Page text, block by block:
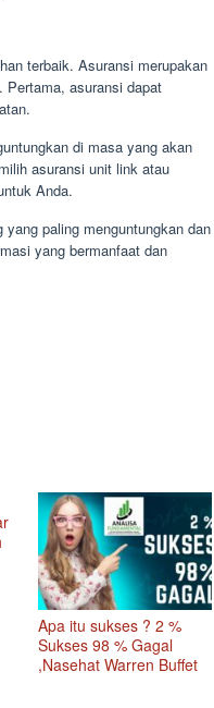
terbaik. Asuransi merupakan
Pertama, asuransi dapat
di masa yang akan
asuransi unit link atau
Anda.
paling menguntungkan dan
yang bermanfaat dan
Apa itu sukses ? 2 %
Sukses 98 % Gagal
,Nasehat Warren Buffet